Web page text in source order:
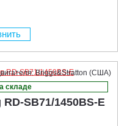
складе
SB71/1450BS-E